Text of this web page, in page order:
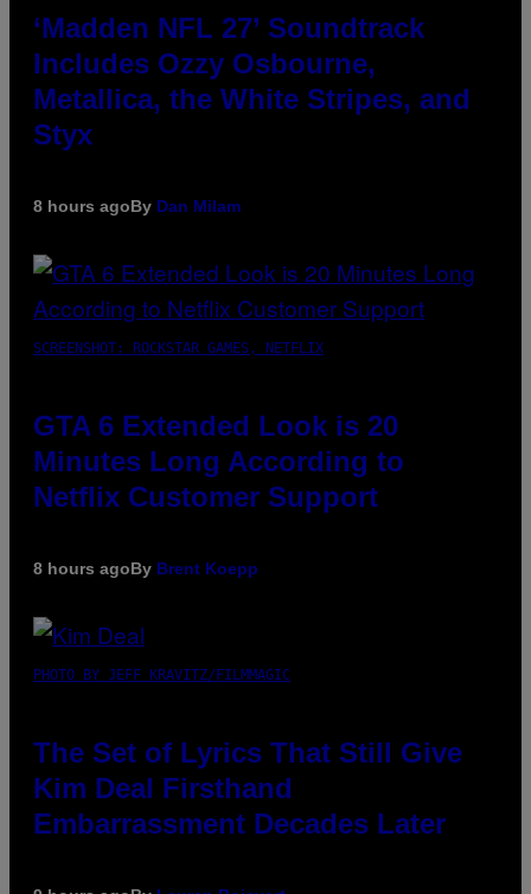
‘Madden NFL 27’ Soundtrack
Includes Ozzy Osbourne,
Metallica, the White Stripes, and
Styx
8 hours agoBy Dan Milam
SCREENSHOT: ROCKSTAR GAMES, NETFLIX
GTA 6 Extended Look is 20
Minutes Long According to
Netflix Customer Support
8 hours agoBy Brent Koepp
PHOTO BY JEFF KRAVITZ/FILMMAGIC
The Set of Lyrics That Still Give
Kim Deal Firsthand
Embarrassment Decades Later